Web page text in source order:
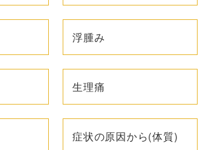
浮腫み
生理痛
症状の原因から(体質)